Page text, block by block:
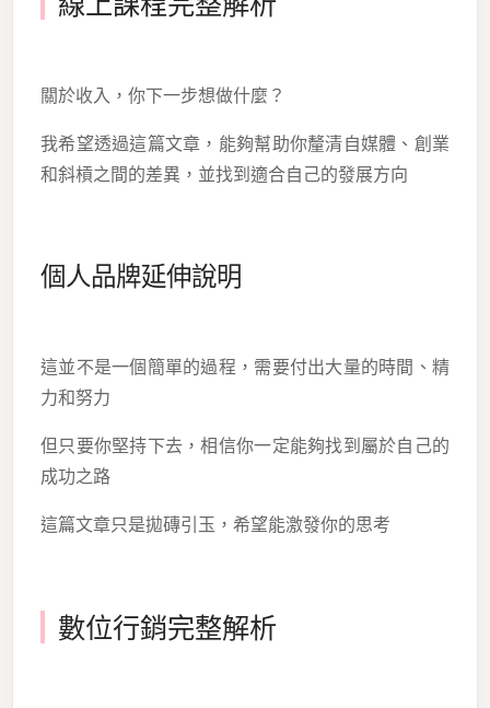
關於收入，你下一步想做什麼？
我希望透過這篇文章，能夠幫助你釐清自媒體、創業
和斜槓之間的差異，並找到適合自己的發展方向
個人品牌延伸說明
這並不是一個簡單的過程，需要付出大量的時間、精
力和努力
但只要你堅持下去，相信你一定能夠找到屬於自己的
成功之路
這篇文章只是拋磚引玉，希望能激發你的思考
數位行銷完整解析